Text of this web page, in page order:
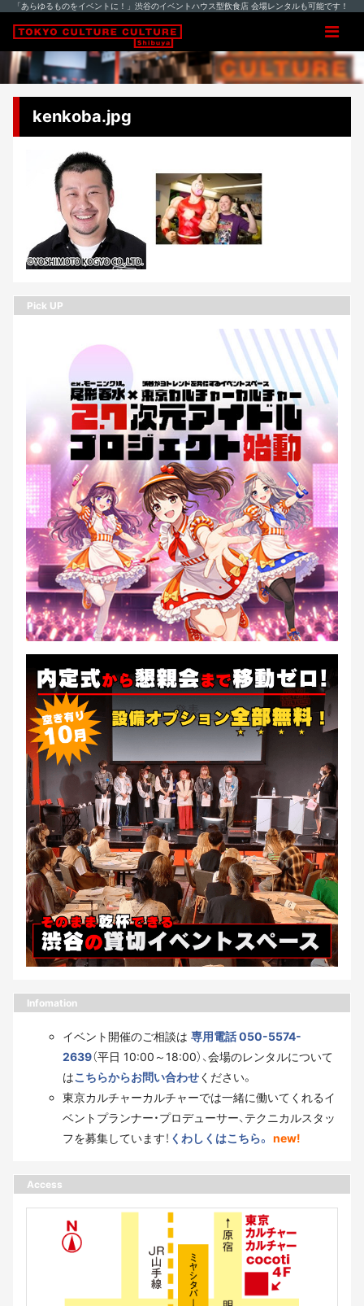
「あらゆるものをイベントに！」渋谷のイベントハウス型飲食店 会場レンタルも可能です！
kenkoba.jpg
Pick UP
Infomation
イベント開催のご相談は 専用電話 050-5574-
2639（平日 10:00～18:00）、会場のレンタルについて
はこちらからお問い合わせください。
東京カルチャーカルチャーでは一緒に働いてくれるイ
ベントプランナー・プロデューサー、テクニカルスタッ
フを募集しています！ くわしくはこちら。 new!
Access